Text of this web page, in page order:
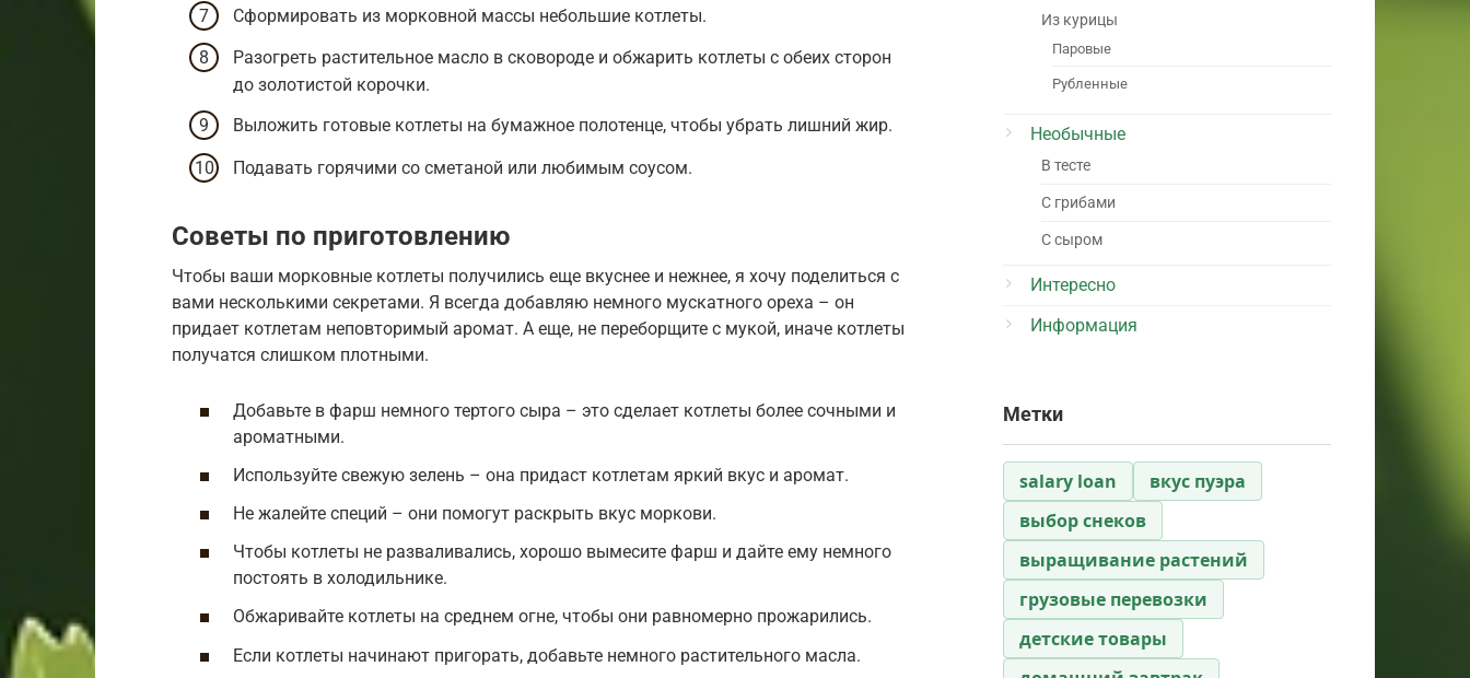
Сформировать из морковной массы небольшие котлеты.
Разогреть растительное масло в сковороде и обжарить котлеты с обеих сторон
до золотистой корочки.
Выложить готовые котлеты на бумажное полотенце, чтобы убрать лишний жир.
Подавать горячими со сметаной или любимым соусом.
Советы по приготовлению
Чтобы ваши морковные котлеты получились еще вкуснее и нежнее, я хочу поделиться с
вами несколькими секретами. Я всегда добавляю немного мускатного ореха – он
придает котлетам неповторимый аромат. А еще, не переборщите с мукой, иначе котлеты
получатся слишком плотными.
Добавьте в фарш немного тертого сыра – это сделает котлеты более сочными и
ароматными.
Используйте свежую зелень – она придаст котлетам яркий вкус и аромат.
Не жалейте специй – они помогут раскрыть вкус моркови.
Чтобы котлеты не разваливались, хорошо вымесите фарш и дайте ему немного
постоять в холодильнике.
Обжаривайте котлеты на среднем огне, чтобы они равномерно прожарились.
Если котлеты начинают пригорать, добавьте немного растительного масла.
Из курицы
Паровые
Рубленные
Необычные
В тесте
С грибами
С сыром
Интересно
Информация
Метки
salary loan
вкус пуэра
выбор снеков
выращивание растений
грузовые перевозки
детские товары